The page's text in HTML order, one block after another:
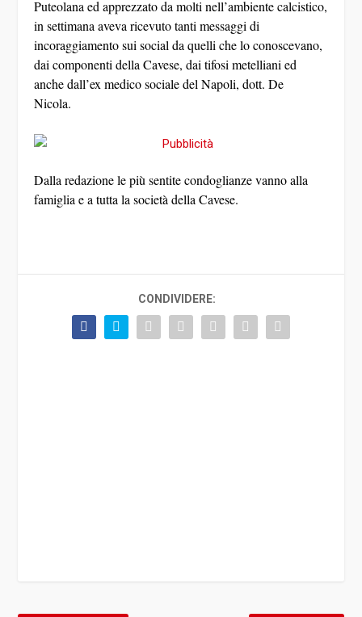
Puteolana ed apprezzato da molti nell’ambiente calcistico,
in settimana aveva ricevuto tanti messaggi di
incoraggiamento sui social da quelli che lo conoscevano,
dai componenti della Cavese, dai tifosi metelliani ed
anche dall’ex medico sociale del Napoli, dott. De
Nicola.
Dalla redazione le più sentite condoglianze vanno alla
famiglia e a tutta la società della Cavese.
CONDIVIDERE: